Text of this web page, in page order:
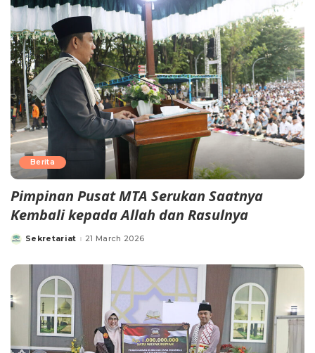
Berita
Pimpinan Pusat MTA Serukan Saatnya
Kembali kepada Allah dan Rasulnya
Sekretariat 21 March 2026